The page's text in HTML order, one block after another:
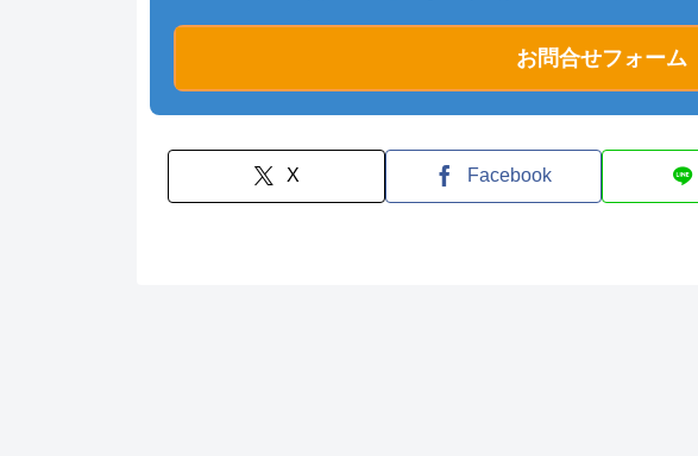
お問合せフォーム
X Facebook